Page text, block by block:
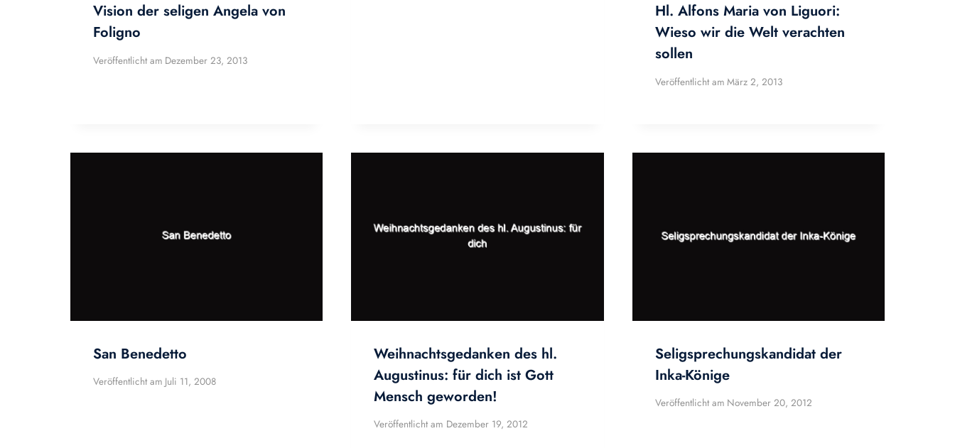
Vision der seligen Angela von
Foligno
Veröffentlicht am Dezember 23, 2013
Hl. Alfons Maria von Liguori:
Wieso wir die Welt verachten
sollen
Veröffentlicht am März 2, 2013
San Benedetto
Veröffentlicht am Juli 11, 2008
Weihnachtsgedanken des hl.
Augustinus: für dich ist Gott
Mensch geworden!
Veröffentlicht am Dezember 19, 2012
Seligsprechungskandidat der
Inka-Könige
Veröffentlicht am November 20, 2012